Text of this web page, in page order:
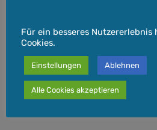
Auf Facebook
Für ein besseres
Cookies.
Einstellungen Ablehnen
Alle Cookies akzeptieren